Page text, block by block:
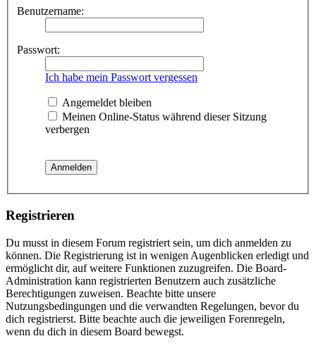
Benutzername:
Passwort:
Ich habe mein Passwort vergessen
Angemeldet bleiben
Meinen Online-Status während dieser Sitzung
verbergen
Registrieren
Du musst in diesem Forum registriert sein, um dich anmelden zu
können. Die Registrierung ist in wenigen Augenblicken erledigt und
ermöglicht dir, auf weitere Funktionen zuzugreifen. Die Board-
Administration kann registrierten Benutzern auch zusätzliche
Berechtigungen zuweisen. Beachte bitte unsere
Nutzungsbedingungen und die verwandten Regelungen, bevor du
dich registrierst. Bitte beachte auch die jeweiligen Forenregeln,
wenn du dich in diesem Board bewegst.